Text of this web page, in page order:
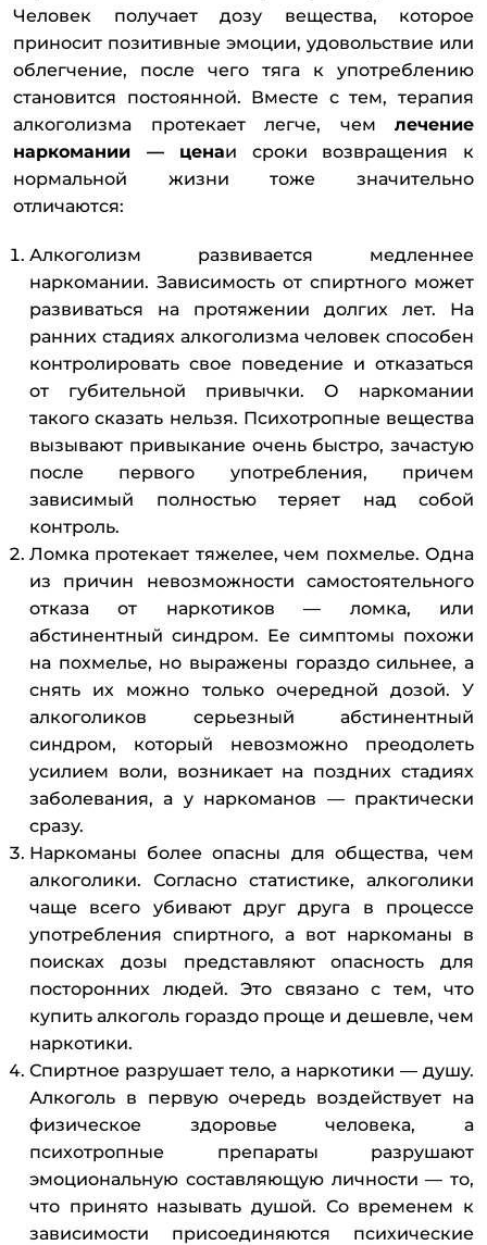
Человек получает дозу вещества, которое
приносит позитивные эмоции, удовольствие или
облегчение, после чего тяга к употреблению
становится постоянной. Вместе с тем, терапия
алкоголизма протекает легче, чем лечение
наркомании — ценаи сроки возвращения к
нормальной жизни тоже значительно
отличаются:
Алкоголизм развивается медленнее
наркомании. Зависимость от спиртного может
развиваться на протяжении долгих лет. На
ранних стадиях алкоголизма человек способен
контролировать свое поведение и отказаться
от губительной привычки. О наркомании
такого сказать нельзя. Психотропные вещества
вызывают привыкание очень быстро, зачастую
после первого употребления, причем
зависимый полностью теряет над собой
контроль.
Ломка протекает тяжелее, чем похмелье. Одна
из причин невозможности самостоятельного
отказа от наркотиков — ломка, или
абстинентный синдром. Ее симптомы похожи
на похмелье, но выражены гораздо сильнее, а
снять их можно только очередной дозой. У
алкоголиков серьезный абстинентный
синдром, который невозможно преодолеть
усилием воли, возникает на поздних стадиях
заболевания, а у наркоманов — практически
сразу.
Наркоманы более опасны для общества, чем
алкоголики. Согласно статистике, алкоголики
чаще всего убивают друг друга в процессе
употребления спиртного, а вот наркоманы в
поисках дозы представляют опасность для
посторонних людей. Это связано с тем, что
купить алкоголь гораздо проще и дешевле, чем
наркотики.
Спиртное разрушает тело, а наркотики — душу.
Алкоголь в первую очередь воздействует на
физическое здоровье человека, а
психотропные препараты разрушают
эмоциональную составляющую личности — то,
что принято называть душой. Со временем к
зависимости присоединяются психические